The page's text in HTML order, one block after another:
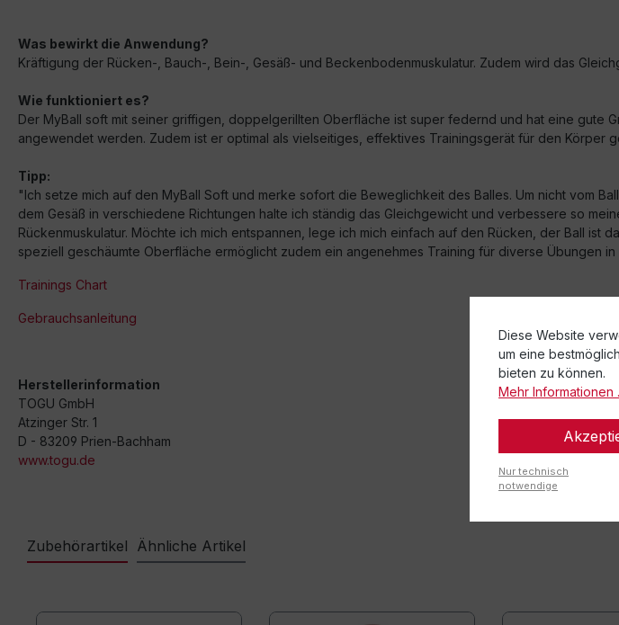
Was bewirkt die Anwendung?
Kräftigung der Rücken-, Bauch-, Bein-, Gesäß- und Beckenbodenmuskulatur. Zudem wird das
Wie funktioniert es?
Der MyBall soft mit seiner griffigen, doppelgerillten Oberfläche ist super federnd und hat eine gute
angewendet werden. Zudem ist er optimal als vielseitiges, effektives Trainingsgerät für den Körper
Tipp:
"Ich setze mich auf den MyBall Soft und merke sofort die Beweglichkeit des Balles. Um nicht vom
dem Gesäß in verschiedene Richtungen halte ich ständig das Gleichgewicht und verbessere so
Rückenmuskulatur. Möchte ich mich entspannen, lege ich mich einfach auf den Rücken, der Ball ist
speziell geschäumte Oberfläche ermöglicht zudem ein angenehmes Training für diverse Übungen in
Trainings Chart
Gebrauchsanleitung
Herstellerinformation
TOGU GmbH
Atzinger Str. 1
D - 83209 Prien-Bachham
www.togu.de
Zubehörartikel Ähnliche Artikel
Diese Website
um eine
bieten zu können.
Mehr Informationen
Nur technisch
notwendige